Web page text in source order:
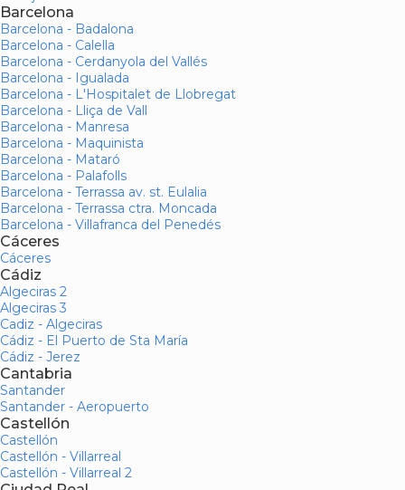
Barcelona
Barcelona - Badalona
Barcelona - Calella
Barcelona - Cerdanyola del Vallés
Barcelona - Igualada
Barcelona - L'Hospitalet de Llobregat
Barcelona - Lliça de Vall
Barcelona - Manresa
Barcelona - Maquinista
Barcelona - Mataró
Barcelona - Palafolls
Barcelona - Terrassa av. st. Eulalia
Barcelona - Terrassa ctra. Moncada
Barcelona - Villafranca del Penedés
Cáceres
Cáceres
Cádiz
Algeciras 2
Algeciras 3
Cadiz - Algeciras
Cádiz - El Puerto de Sta María
Cádiz - Jerez
Cantabria
Santander
Santander - Aeropuerto
Castellón
Castellón
Castellón - Villarreal
Castellón - Villarreal 2